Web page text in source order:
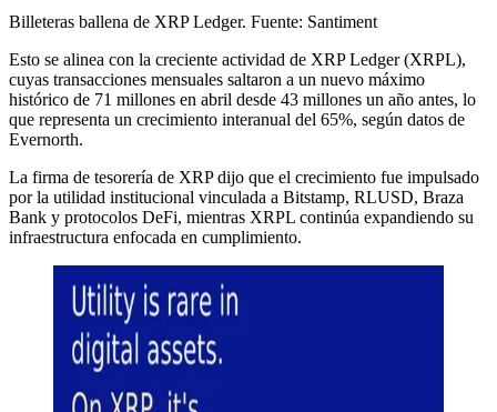
Billeteras ballena de XRP Ledger. Fuente: Santiment
Esto se alinea con la creciente actividad de XRP Ledger (XRPL),
cuyas transacciones mensuales saltaron a un nuevo máximo
histórico de 71 millones en abril desde 43 millones un año antes, lo
que representa un crecimiento interanual del 65%, según datos de
Evernorth.
La firma de tesorería de XRP dijo que el crecimiento fue impulsado
por la utilidad institucional vinculada a Bitstamp, RLUSD, Braza
Bank y protocolos DeFi, mientras XRPL continúa expandiendo su
infraestructura enfocada en cumplimiento.